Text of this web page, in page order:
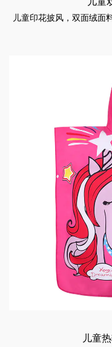
儿童印花披风，双面绒面
儿童